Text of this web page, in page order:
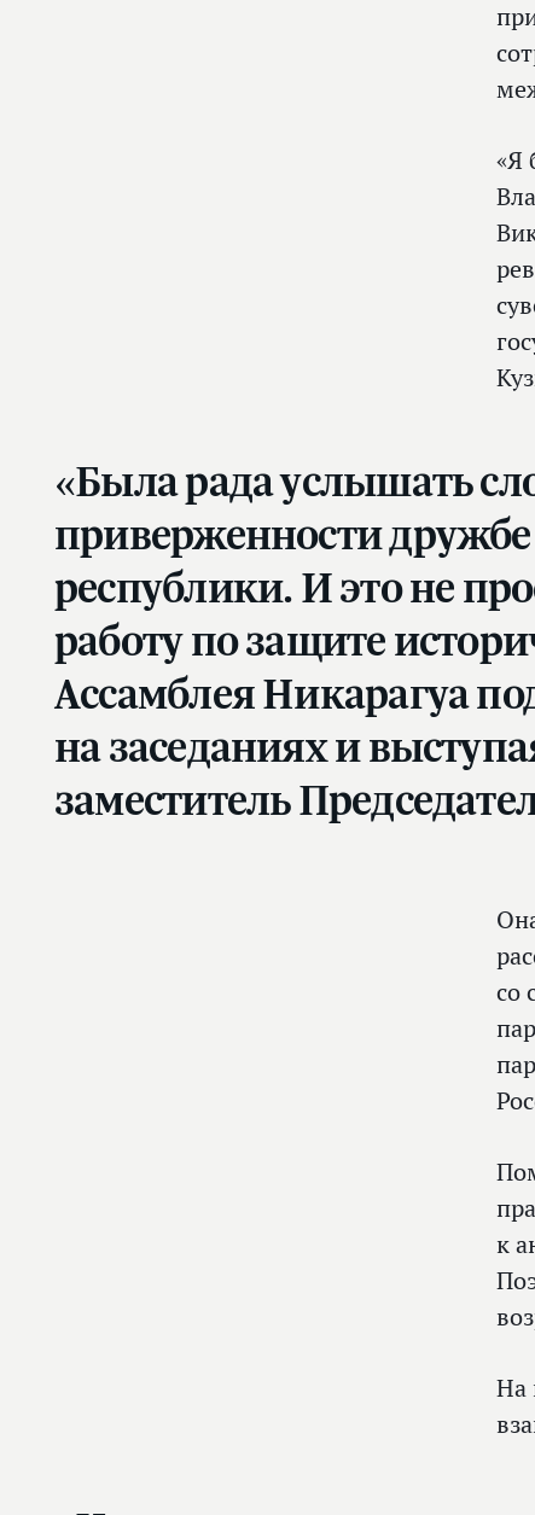
«Я
«Была рада услышать
приверженности дружбе
республики. И это не
работу по защите
Ассамблея Никарагуа
на заседаниях и
заместитель
со
к
На